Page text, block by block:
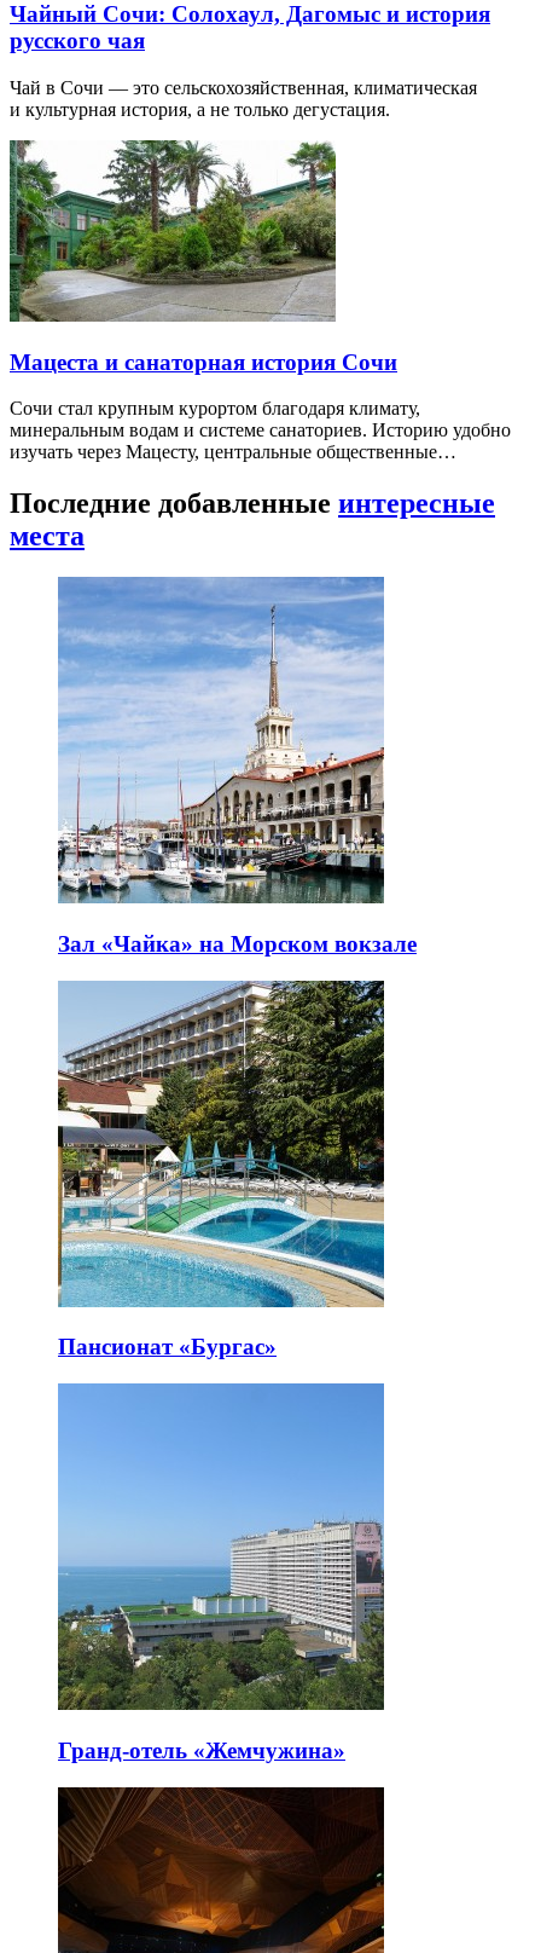
Чайный Сочи: Солохаул, Дагомыс и история
русского чая
Чай в Сочи — это сельскохозяйственная, климатическая
и культурная история, а не только дегустация.
Мацеста и санаторная история Сочи
Сочи стал крупным курортом благодаря климату,
минеральным водам и системе санаториев. Историю удобно
изучать через Мацесту, центральные общественные…
Последние добавленные интересные
места
Зал «Чайка» на Морском вокзале
Пансионат «Бургас»
Гранд-отель «Жемчужина»